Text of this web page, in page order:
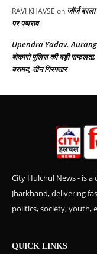
RAVI KHAVSE on जॉर्ज
पर पथराव
Upendra Yadav.
बोकारो पुलिस की बड़ी
बरामद, तीन गिरफ्तार
City Hulchul News - is
Jharkhand, delivering
politics, society, youth,
QUICK LINKS